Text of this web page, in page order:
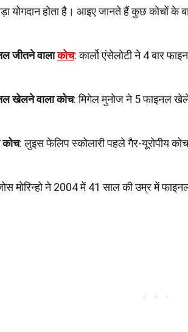
योगदान होता है। आइए जानते हैं कुछ कोचों के
जीतने वालाकोच: कार्लो एंसेलोटी ने 4 बार
खेलने वाला कोच: मिगेल मुनोज ने 5 फाइनल
कोच: लुइस फेलिप स्कोलारी पहले गैर-यूरोपीय
मोरिन्हो ने 2004 में 41 साल की उम्र में